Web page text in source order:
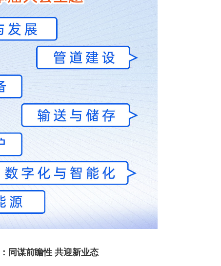
同谋前瞻性 共迎新业态